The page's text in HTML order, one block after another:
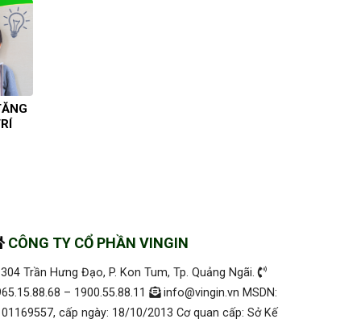
CÔNG TY CỔ PHẦN VINGIN
Trần Hưng Đạo, P. Kon Tum, Tp. Quảng Ngãi.
– 1900.55.88.11
info@vingin.vn MSDN:
cấp ngày: 18/10/2013 Cơ quan cấp: Sở Kế